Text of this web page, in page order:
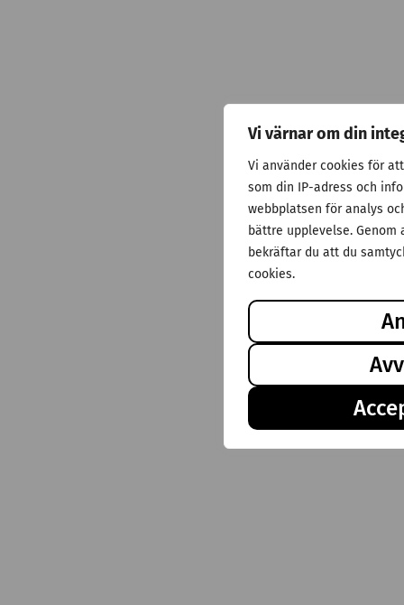
Vi värnar om din
Vi använder cookies för
som din IP-adress och
webbplatsen för analys
bättre upplevelse.
bekräftar du att du
cookies.